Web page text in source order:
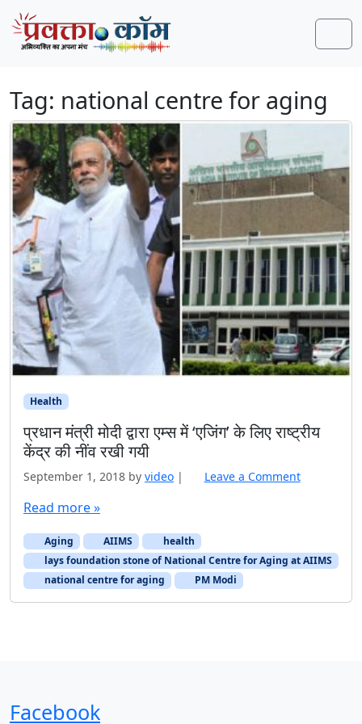
Skip to content
Skip to footer
Tag: national centre for aging
Health
प्रधान मंत्री मोदी द्वारा एम्स में ‘एजिंग’ के लिए राष्ट्रीय
केंद्र की नींव रखी गयी
September 1, 2018 by video | Leave a Comment
Read more »
Aging AIIMS
health
lays foundation stone of National Centre for Aging at AIIMS
national centre for aging
PM Modi
Facebook